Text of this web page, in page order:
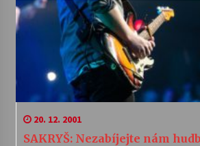
20. 12. 2001
SAKRYŠ: Nezabíjejte nám